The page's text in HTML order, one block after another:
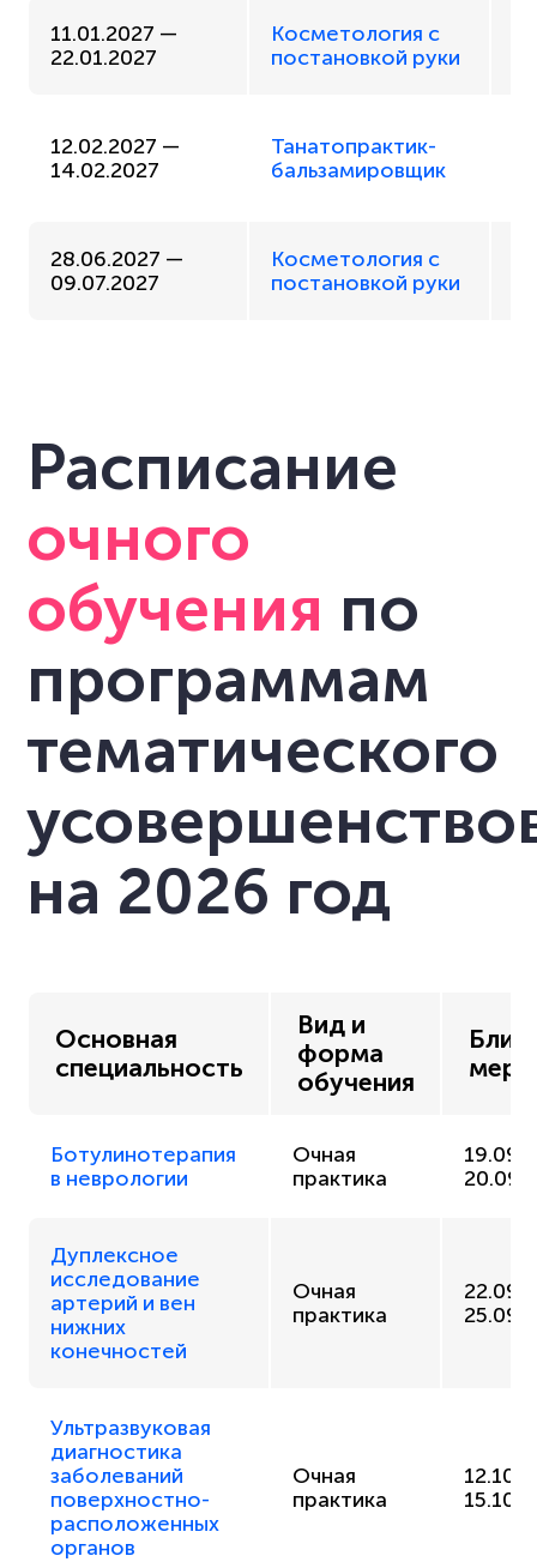
11.01.2027 —
22.01.2027
Косметология с
постановкой руки
12.02.2027 —
14.02.2027
Танатопрактик-
бальзамировщик
28.06.2027 —
09.07.2027
Косметология с
постановкой руки
Расписание
очного
обучения по
программам
тематического
на 2026 год
Основная
специальность
Вид и
форма
обучения
Ботулинотерапия
в неврологии
Очная
практика
Дуплексное
исследование
артерий и вен
нижних
конечностей
Очная
практика
Ультразвуковая
диагностика
заболеваний
поверхностно-
расположенных
органов
Очная
практика